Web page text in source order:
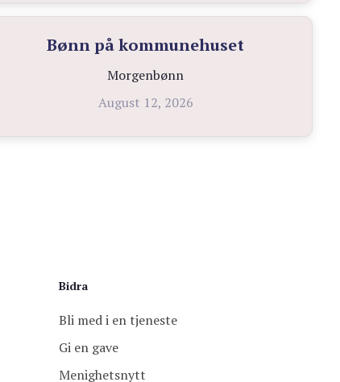
Bønn på kommunehuset
Morgenbønn
August 12, 2026
Bidra
Bli med i en tjeneste
Gi en gave
Menighetsnytt